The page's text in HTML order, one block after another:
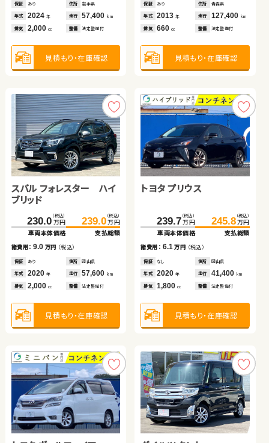
保証 あり 住所 岩手県
年式 2024 年 走行 57,400 km
排気 2,000 cc 整備 法定整備付
見積もり・在庫確認
保証 あり 住所 青森県
年式 2013年 走行 127,400 km
排気 660cc 整備 法定整備付
見積もり・在庫確認
スバル フォレスター ハイ
ブリッド
230.0 （税込）
万円
車両本体価格
239.0 （税込）
万円
支払総額
諸費用：9.0 万円 （税込）
保証 あり 住所 岡山県
年式 2020 年 走行 57,600 km
排気 2,000 cc 整備 法定整備付
見積もり・在庫確認
トヨタ プリウス
239.7 （税込）
万円
車両本体価格
245.8 （税込）
万円
支払総額
諸費用： 6.1 万円 （税込）
保証 なし 住所 岡山県
年式 2020年 走行 41,400 km
排気 1,800cc 整備 法定整備付
見積もり・在庫確認
保証 あり 住所 岡山県
年式 2019 年 走行 40,500 km
排気 660cc 整備 法定整備付
見積もり・在庫確認
車両本体価格
諸費用：12.7万円 （税込）
保証 あり 住所 岩手県
排気 1,500cc 整備 法定整備付
トヨタ アルファード ハイ
ブリッド
334.0万円
車両本体価格
諸費用：14.8万円 （税込）
保証 あり 住所 秋田県
排気 2,500cc 整備 法定整備付
トヨタ ノア
157.3万円
車両本体価格
諸費用：8.7 万円 （税込）
保証 なし 住所 長野県
排気 2,000cc 整備 法定整備付
保証 あり 住所 青森県
年式 2019 年 走行 43,000 km
排気 1,000 cc 整備 法定整備付
見積もり・在庫確認
保証 あり 住所 岩手県
年式 2018年 走行 62,100km
排気 660cc 整備 法定整備付
見積もり・在庫確認
日産 エクストレイル
114.9 （税込）
万円
車両本体価格
119.9 （税込）
万円
支払総額
諸費用：5.0 万円 （税込）
保証 なし 住所 徳島県
年式 2016 年 走行 59,300 km
排気 2,000 cc 整備 法定整備付
見積もり・在庫確認
スズキ アルト ＨＢ
95.5 （税込）
万円
車両本体価格
98.8 （税込）
万円
支払総額
諸費用： 3.3 万円 （税込）
保証 あり 住所 青森県
年式 2022年 走行 35,200 km
排気 660cc 整備 法定整備付
見積もり・在庫確認
保証 あり 住所 長野県
年式 2022 年 走行 38,400 km
排気 1,500 cc 整備 法定整備付
見積もり・在庫確認
保証 あり 住所 北海道
年式 2018年 走行 74,000km
排気 2,000 整備 法定整備付
見積もり・在庫確認